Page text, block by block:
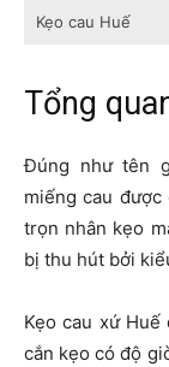
Kẹo cau Huế
Tổng
Đúng như tên
miếng cau được
trọn nhân kẹo
bị thu hút bởi
Kẹo cau xứ
cắn kẹo có độ